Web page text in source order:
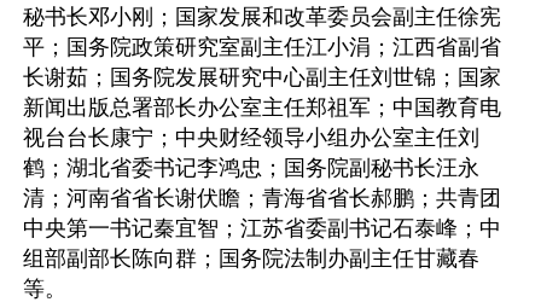
秘书长邓小刚；国家发展和改革委员会副主任徐宪
平；国务院政策研究室副主任江小涓；江西省副省
长谢茹；国务院发展研究中心副主任刘世锦；国家
新闻出版总署部长办公室主任郑祖军；中国教育电
视台台长康宁；中央财经领导小组办公室主任刘
鹤；湖北省委书记李鸿忠；国务院副秘书长汪永
清；河南省省长谢伏瞻；青海省省长郝鹏；共青团
中央第一书记秦宜智；江苏省委副书记石泰峰；中
组部副部长陈向群；国务院法制办副主任甘藏春
等。